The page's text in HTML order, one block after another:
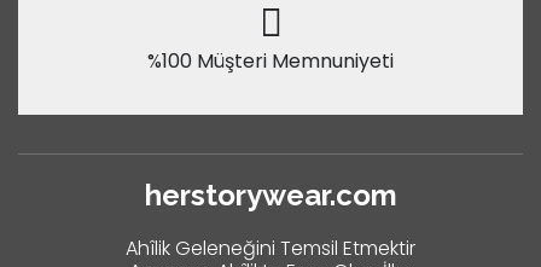
%100 Müşteri Memnuniyeti
herstorywear.com
Ahîlik Geleneğini Temsil Etmektir